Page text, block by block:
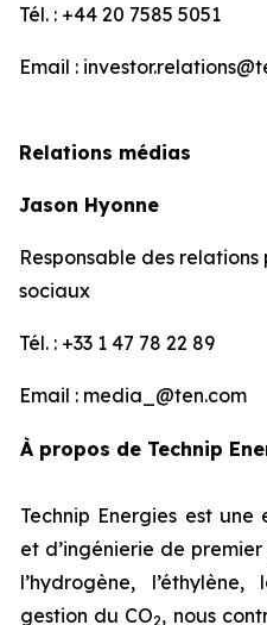
Tél. : +44 20 7585 5051
Email :
Relations médias
Jason Hyonne
Responsable des
sociaux
Tél. : +33 1 47 78 22 89
Email : media_@ten.com
À propos de Technip
Technip Energies est
et d’ingénierie de
l’hydrogène,
gestion du CO2, nous